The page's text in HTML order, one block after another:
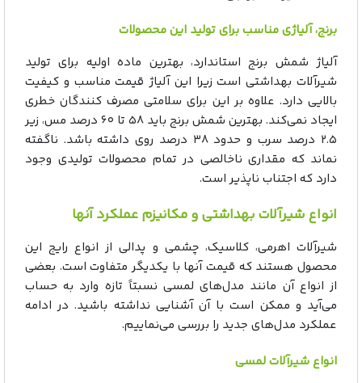
برنج، آلیاژی مناسب برای تولید این محصولات
آلیاژ شمش برنج استاندارد، بهترین ماده اولیه برای تولید
شیرآلات بهداشتی است زیرا این آلیاژ قیمت مناسب و کیفیت
بالایی دارد. علاوه بر این برای سلامتی مصرف کنندگان خطری
ایجاد نمی‌کند. بهترین شمش برنج باید ۵۸ تا ۶۰ درصد مس، زیر
۲.۵ درصد سرب و حدود ۳۸ درصد روی داشته باشد. ناگفته
نماند که مقداری ناخالصی در تمام محصولات تولیدی وجود
دارد که اجتناب ناپذیر است.
انواع شیرآلات بهداشتی و مکانیزم عملکرد آنها
شیرآلات اهرمی، کلاسیک، چشمی و پدالی از انواع رایج این
محصول هستند که قیمت آنها با یکدیگر متفاوت است. بعضی
از انواع آن مانند مدل‌های لمسی نسبتاً تازه وارد به حساب
می‌آید و ممکن است با آن آشنایی نداشته باشید. در ادامه
عملکرد مدل‌های جدید را بررسی می‌نماییم.
انواع شیرآلات لمسی